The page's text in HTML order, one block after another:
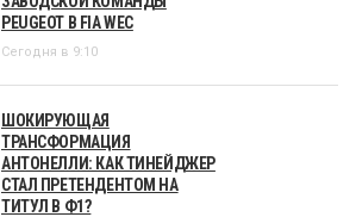
PEUGEOT В FIA WEC
Сегодня в 9:10
ШОКИРУЮЩАЯ
ТРАНСФОРМАЦИЯ
АНТОНЕЛЛИ: КАК ТИНЕЙДЖЕР
СТАЛ ПРЕТЕНДЕНТОМ НА
ТИТУЛ В Ф1?